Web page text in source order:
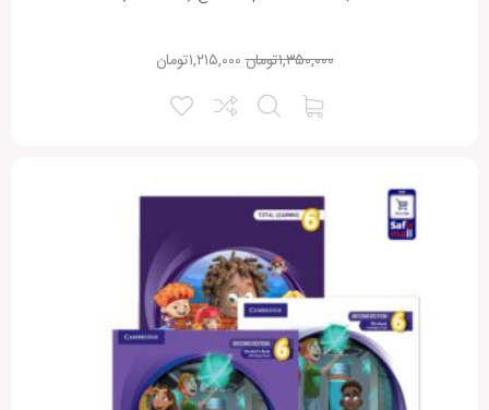
تومان۱,۳۵۰,۰۰۰ تومان۱,۲۱۵,۰۰۰